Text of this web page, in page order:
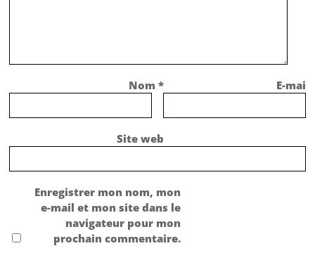
Nom* E-mail
Site web
Enregistrer mon nom, mon
e-mail et mon site dans le
navigateur pour mon
prochain commentaire.